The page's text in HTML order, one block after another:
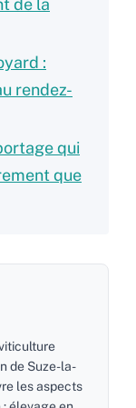
de la
:
rendez-
qui
que
de Suze-la-
les aspects